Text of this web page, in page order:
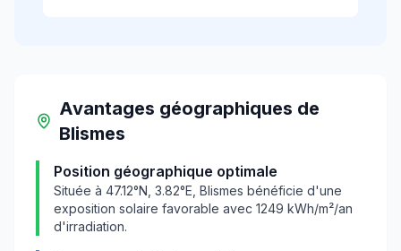
Avantages géographiques de
Blismes
Position géographique optimale
Située à 47.12°N, 3.82°E, Blismes bénéficie d'une
exposition solaire favorable avec 1249 kWh/m²/an
d'irradiation.